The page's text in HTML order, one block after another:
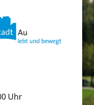
Uhr